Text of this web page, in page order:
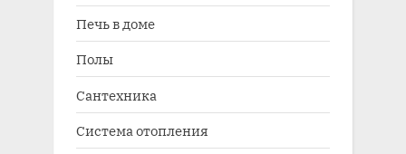
Печь в доме
Полы
Сантехника
Система отопления